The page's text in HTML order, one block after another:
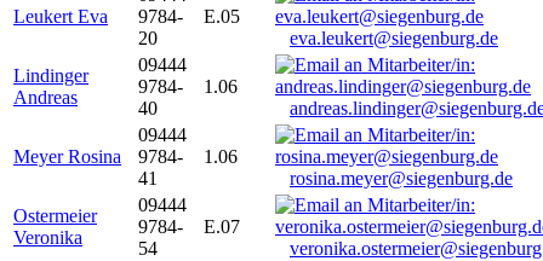
Leukert Eva
9784-
20
E.05
eva.leukert@siegenburg.de
Lindinger
Andreas
09444
9784-
40
1.06
Meyer Rosina
09444
9784-
41
1.06
rosina.meyer@siegenburg.de
Ostermeier
Veronika
09444
9784-
54
E.07